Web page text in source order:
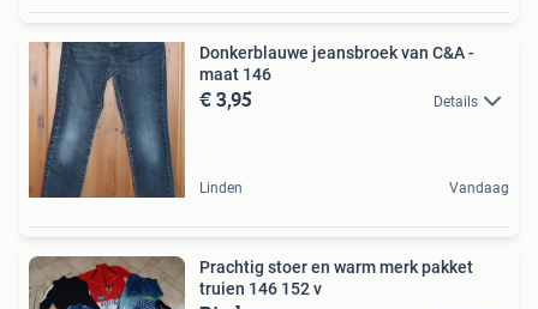
Donkerblauwe jeansbroek van C&A -
maat 146
€ 3,95 Details
Linden Vandaag
Prachtig stoer en warm merk pakket
truien 146 152 v